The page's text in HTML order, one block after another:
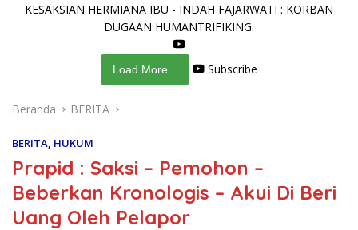
KESAKSIAN HERMIANA IBU - INDAH FAJARWATI : KORBAN
DUGAAN HUMANTRIFIKING.
Load More... Subscribe
Beranda BERITA
BERITA, HUKUM
Prapid : Saksi – Pemohon –
Beberkan Kronologis – Akui Di Beri
Uang Oleh Pelapor